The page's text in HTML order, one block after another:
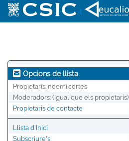
Opcions de llista
Propietaris: noemi.cortes
Moderadors: (Igual que els propietaris)
Propietaris de contacte
Llista d'Inici
Subscriure's